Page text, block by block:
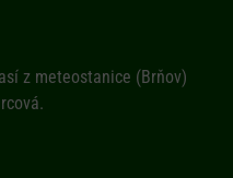
z meteostanice (Brňov)